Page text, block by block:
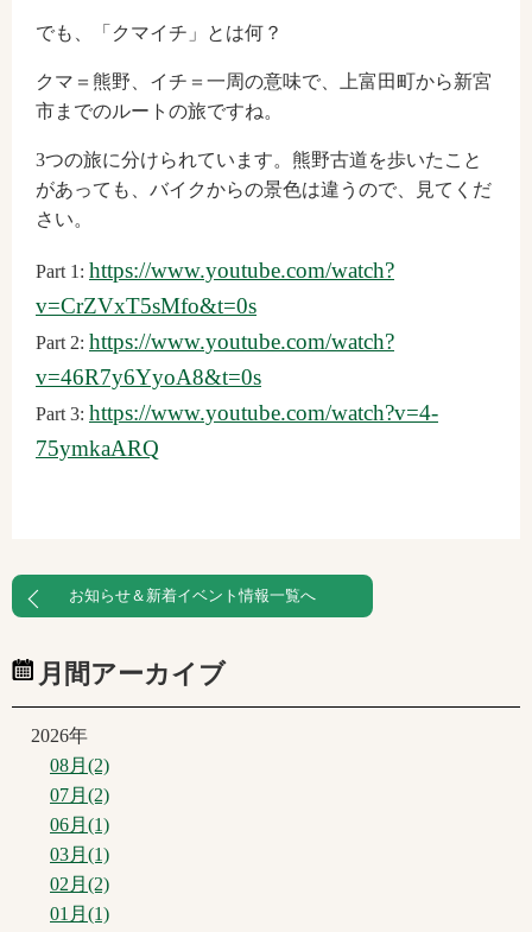
でも、「クマイチ」とは何？
クマ＝熊野、イチ＝一周の意味で、上富田町から新宮
市までのルートの旅ですね。
3つの旅に分けられています。熊野古道を歩いたこと
があっても、バイクからの景色は違うので、見てくだ
さい。
Part 1: https://www.youtube.com/watch?
v=CrZVxT5sMfo&t=0s
Part 2: https://www.youtube.com/watch?
v=46R7y6YyoA8&t=0s
Part 3: https://www.youtube.com/watch?v=4-
75ymkaARQ
お知らせ＆新着イベント情報一覧へ
月間アーカイブ
2026年
08月(2)
07月(2)
06月(1)
03月(1)
02月(2)
01月(1)